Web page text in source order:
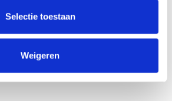
Selectie toestaan
Weigeren